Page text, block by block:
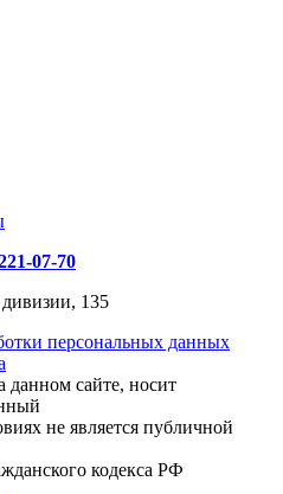
07-70
135
персональных данных
сайте, носит
не является публичной
кодекса РФ